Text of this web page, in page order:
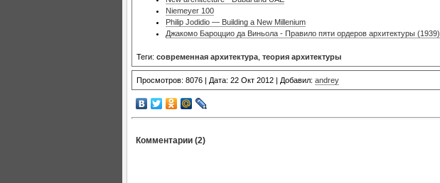
Niemeyer 100
Philip Jodidio — Building a New Millenium
Джакомо Бароццио да Виньола - Правило пяти ордеров архитектуры (1939)
Теги: современная архитектура теория архитектуры
Просмотров: 8076 | Дата: 22 Окт 2012 | Добавил: andrey
Комментарии (2)